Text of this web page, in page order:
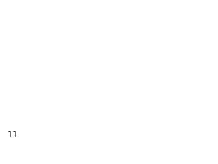
11.